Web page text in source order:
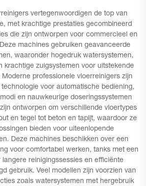
vertegenwoordigen de top van
met krachtige prestaties gecombineerd
die zijn ontworpen voor commercieel en
machines gebruiken geavanceerde
waaronder hogedruk watersystemen,
krachtige zuigsystemen voor uitstekende
professionele vloerreinigers zijn
voor automatische bediening,
en nauwkeurige doseringssystemen
ontworpen om verschillende vloertypes
en tegel tot beton en tapijt, waardoor ze
bieden voor uiteenlopende
Deze machines beschikken over een
voor comfortabel werken, tanks met een
reinigingssessies en efficiënte
gebruik. Veel modellen zijn voorzien van
zoals watersystemen met hergebruik